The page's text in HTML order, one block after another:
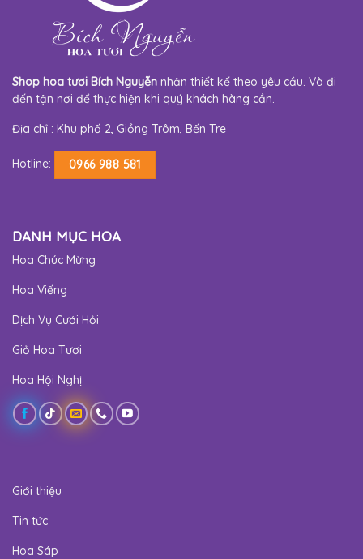
Shop hoa tươi Bích Nguyễn nhận thiết kế theo yêu cầu. Và đi
đến tận nơi để thực hiện khi quý khách hàng cần.
Địa chỉ : Khu phố 2, Giồng Trôm, Bến Tre
Hotline: 0966 988 581
DANH MỤC HOA
Hoa Chúc Mừng
Hoa Viếng
Dịch Vụ Cưới Hỏi
Giỏ Hoa Tươi
Hoa Hội Nghị
Giới thiệu
Tin tức
Hoa Sáp